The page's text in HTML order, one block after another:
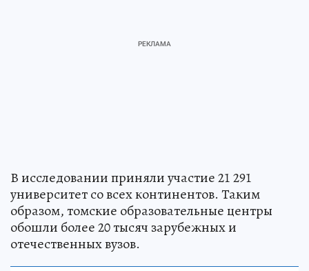
В исследовании приняли участие 21 291
университет со всех континентов. Таким
образом, томские образовательные центры
обошли более 20 тысяч зарубежных и
отечественных вузов.